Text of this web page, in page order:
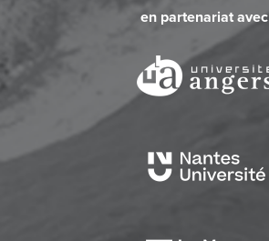
en partenariat avec